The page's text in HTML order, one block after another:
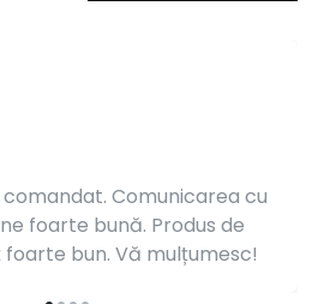
Comunicarea cu
foarte bună. Produs de
bun. Vă mulțumesc!